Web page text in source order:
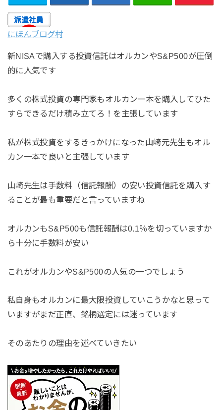
にほんブログ村
新NISAで購入する投資信託はオルカンやS&P500が圧倒
的に人気です
多くの株式投資の専門家もオルカン一本を購入してひた
すらできるだけ積み立てろ！を主張しています
私が株式投資をするきっかけになった山崎元先生もオル
カン一本で良いと主張しています
山崎先生は手数料（信託報酬）の安い投資信託を購入す
ることが最も重要だと言っていますね
オルカンもS&P500も信託報酬は0.1％を切っていますか
ら十分に手数料が安い
これがオルカンやS&P500の人気の一つでしょう
私自身もオルカンに最大限投資していこうかなと思って
いますがまだ正直、銘柄選定には迷っています
そのあたりの理由を述べていきたい